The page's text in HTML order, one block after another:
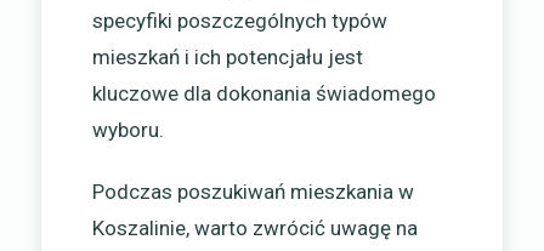
specyfiki poszczególnych typów
mieszkań i ich potencjału jest
kluczowe dla dokonania świadomego
wyboru.
Podczas poszukiwań mieszkania w
Koszalinie, warto zwrócić uwagę na